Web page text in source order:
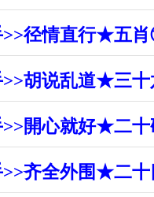
>>径情直行★五
>>胡说乱道★三
>>開心就好★二
>>齐全外围★二